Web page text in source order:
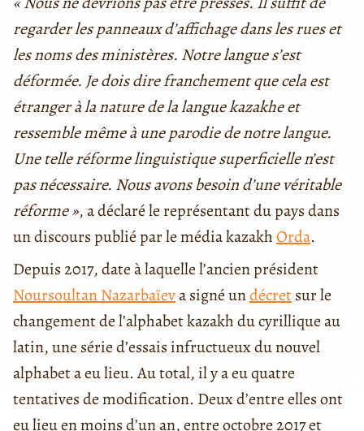
regarder les panneaux d’affichage dans les rues et
les noms des ministères. Notre langue s’est
déformée. Je dois dire franchement que cela est
étranger à la nature de la langue kazakhe et
ressemble même à une parodie de notre langue.
Une telle réforme linguistique superficielle n’est
pas nécessaire. Nous avons besoin d’une véritable
réforme », a déclaré le représentant du pays dans
un discours publié par le média kazakhOrda.
Depuis 2017, date à laquelle l’ancien président
Noursoultan Nazarbaïeva signé undécretsur le
changement de l’alphabet kazakh du cyrillique au
latin, une série d’essais infructueux du nouvel
alphabet a eu lieu. Au total, il y a eu quatre
tentatives de modification. Deux d’entre elles ont
eu lieu en moins d’un an, entre octobre 2017 et